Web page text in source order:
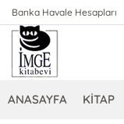
Banka Havale Hesapları
ANASAYFA KİTAP